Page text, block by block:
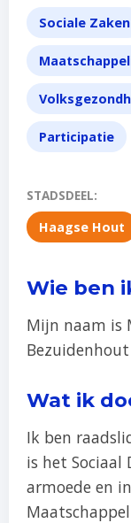
Sociale Zaken
Participatie
STADSDEEL:
Haagse Hout
Wie ben
Mijn naam is
Wat ik
Ik ben
is het Sociaal
armoede en